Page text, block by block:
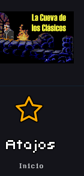
Atajos
Inicio